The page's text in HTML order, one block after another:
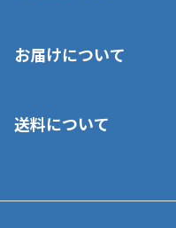
いいただくことはできません
■代金引換(代引)※手数料が
お届けについて
ご注文が確認出来次第、1～
業日にてお引渡しとなりま
送料について